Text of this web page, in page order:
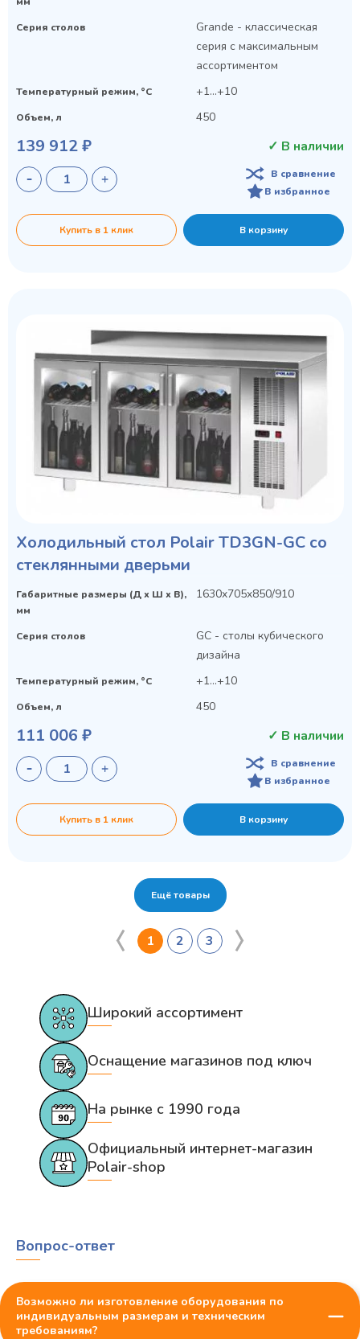
Серия столов
Grande - классическая
серия с максимальным
ассортиментом
Температурный режим, °C +1...+10
Объем, л 450
139 912 ₽ ✓ В наличии
В сравнение
В избранное
Купить в 1 клик В корзину
Холодильный стол Polair TD3GN-GC со
стеклянными дверьми
Габаритные размеры (Д х Ш х В),
мм
1630x705x850/910
Серия столов
GC - столы кубического
дизайна
Температурный режим, °C +1...+10
Объем, л 450
111 006 ₽ ✓ В наличии
В сравнение
В избранное
Купить в 1 клик В корзину
Ещё товары
1 2 3
Широкий ассортимент
Оснащение магазинов под ключ
На рынке с 1990 года
Официальный интернет-магазин
Polair-shop
Вопрос-ответ
Возможно ли изготовление оборудования по
индивидуальным размерам и техническим
требованиям?